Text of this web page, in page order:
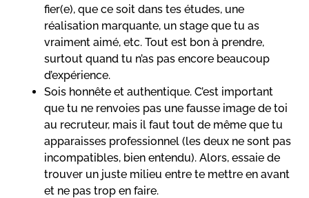
fier(e), que ce soit dans tes études, une
réalisation marquante, un stage que tu as
vraiment aimé, etc. Tout est bon à prendre,
surtout quand tu n’as pas encore beaucoup
d’expérience.
Sois honnête et authentique. C’est important
que tu ne renvoies pas une fausse image de toi
au recruteur, mais il faut tout de même que tu
apparaisses professionnel (les deux ne sont pas
incompatibles, bien entendu). Alors, essaie de
trouver un juste milieu entre te mettre en avant
et ne pas trop en faire.